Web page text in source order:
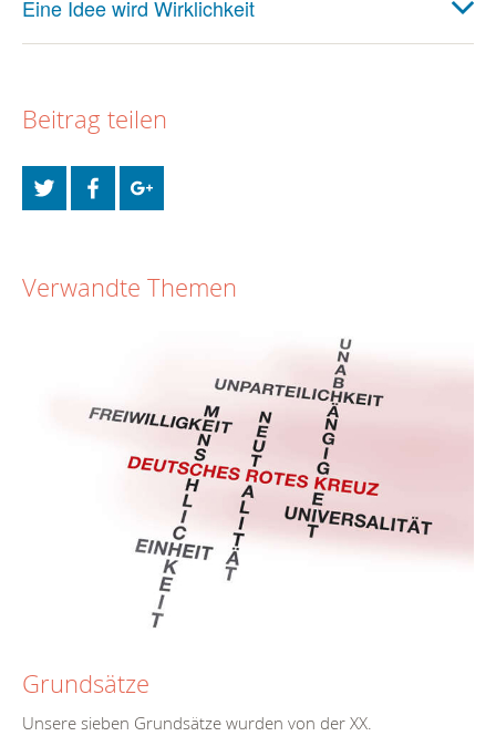
Eine Idee wird Wirklichkeit
Beitrag teilen
Verwandte Themen
Grundsätze
Unsere sieben Grundsätze wurden von der XX.